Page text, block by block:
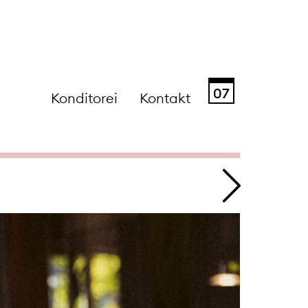
Konditorei Kontakt 07